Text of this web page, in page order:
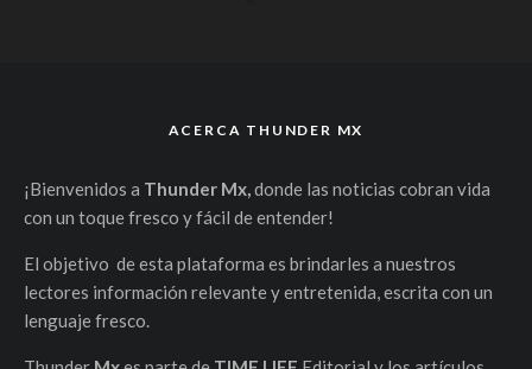
ACERCA THUNDER MX
¡Bienvenidos a Thunder Mx,donde las noticias cobran vida
con un toque fresco y fácil de entender!
El objetivo de esta plataforma es brindarles a nuestros
lectores información relevante y entretenida, escrita con un
lenguaje fresco.